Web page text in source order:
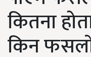
कितना
किन फसलों